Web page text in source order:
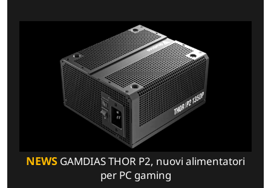
NEWS GAMDIAS THOR P2, nuovi alimentatori
per PC gaming